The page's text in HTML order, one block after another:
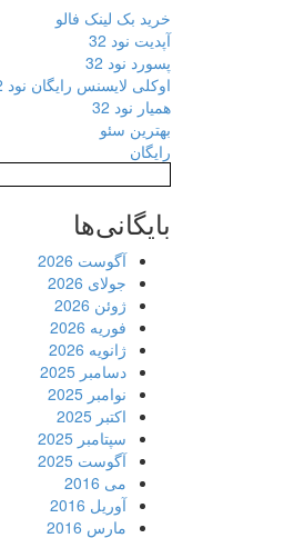
خرید بک لینک فالو
آپدیت نود 32
پسورد نود 32
اوکلی لایسنس رایگان نود 32
همیار نود 32
بهترین سئو
رایگان
بایگانی‌ها
آگوست 2026
جولای 2026
ژوئن 2026
فوریه 2026
ژانویه 2026
دسامبر 2025
نوامبر 2025
اکتبر 2025
سپتامبر 2025
آگوست 2025
می 2016
آوریل 2016
مارس 2016